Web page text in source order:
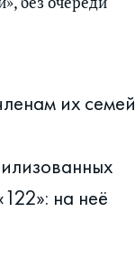
их семей
на неё